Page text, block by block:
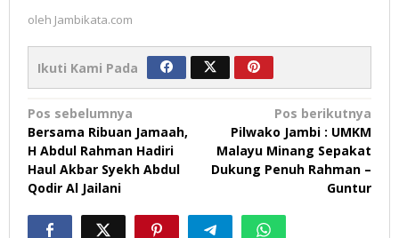
oleh Jambikata.com
Ikuti Kami Pada
Navigasi
pos
Pos sebelumnya
Bersama Ribuan Jamaah,
H Abdul Rahman Hadiri
Haul Akbar Syekh Abdul
Qodir Al Jailani
Pos berikutnya
Pilwako Jambi : UMKM
Malayu Minang Sepakat
Dukung Penuh Rahman –
Guntur